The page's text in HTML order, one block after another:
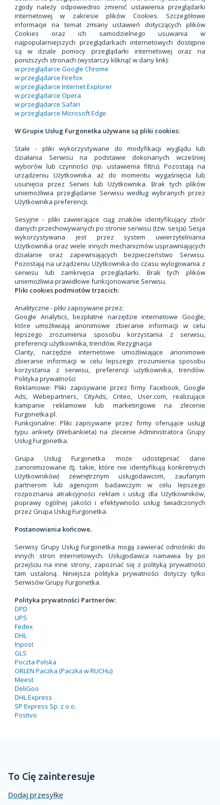
zgody należy odpowiednio zmienić ustawienia przeglądarki
internetowej w zakresie plików Cookies. Szczegółowe
informacje na temat zmiany ustawień dotyczących plików
Cookies oraz ich samodzielnego usuwania w
najpopularniejszych przeglądarkach internetowych dostępne
są w dziale pomocy przeglądarki internetowej oraz na
poniższych stronach (wystarczy kliknąć w dany link):
w przeglądarce Google Chrome
w przeglądarce Firefox
w przeglądarce Internet Explorer
w przeglądarce Opera
w przeglądarce Safari
w przeglądarce Microsoft Edge
W Grupie Usług Furgonetka używane są pliki cookies:
Stałe - pliki wykorzystywane do modyfikacji wyglądu lub
działania Serwisu na podstawie dokonanych wcześniej
wyborów lub czynności (np. ustawienia filtru). Pozostają na
urządzeniu Użytkownika aż do momentu wygaśnięcia lub
usunięcia przez Serwis lub Użytkownika. Brak tych plików
uniemożliwia przeglądanie Serwisu według wybranych przez
Użytkownika preferencji.
Sesyjne - pliki zawierające ciąg znaków identyfikujący zbiór
danych przechowywanych po stronie serwisu (tzw. sesja). Sesja
wykorzystywana jest przez system uwierzytelniania
Użytkownika oraz wiele innych mechanizmów usprawniających
działanie oraz zapewniających bezpieczeństwo Serwisu.
Pozostają na urządzeniu Użytkownika do czasu wylogowania z
serwisu lub zamknięcia przeglądarki. Brak tych plików
uniemożliwia prawidłowe funkcjonowanie Serwisu.
Pliki cookies podmiotów trzecich:
Analityczne - pliki zapisywane przez:
Google Analytics, bezpłatne narzędzie internetowe Google,
które umożliwiają anonimowe zbieranie informacji w celu
lepszego zrozumienia sposobu korzystania z serwisu,
preferencji użytkownika, trendów. Rezygnacja
Clarity, narzędzie internetowe umożliwiające anonimowe
zbieranie informacji w celu lepszego zrozumienia sposobu
korzystania z serwisu, preferencji użytkownika, trendów.
Polityka prywatności
Reklamowe: Pliki zapisywane przez firmy Facebook, Google
Ads, Webepartners, CityAds, Criteo, User.com, realizujące
kampanie reklamowe lub marketingowe na zlecenie
Furgonetka.pl.
Funkcjonalne: Pliki zapisywane przez firmy oferujące usługi
typu ankiety (Webankieta) na zlecenie Administratora Grupy
Usług Furgonetka.
Grupa Usług Furgonetka może udostępniać dane
zanonimizowane (tj. takie, które nie identyfikują konkretnych
Użytkowników) zewnętrznym usługodawcom, zaufanym
partnerom lub agencjom badawczym w celu lepszego
rozpoznania atrakcyjności reklam i usług dla Użytkowników,
poprawy ogólnej jakości i efektywności usług świadczonych
przez Grupa Usług Furgonetka.
Postanowienia końcowe.
Serwisy Grupy Usług Furgonetka mogą zawierać odnośniki do
innych stron internetowych. Usługodawca namawia by po
przejściu na inne strony, zapoznać się z polityką prywatności
tam ustaloną. Niniejsza polityka prywatności dotyczy tylko
Serwisów Grupy Furgonetka.
Polityka prywatności Partnerów:
DPD
UPS
Fedex
DHL
Inpost
GLS
Poczta Polska
ORLEN Paczka (Paczka w RUCHu)
Meest
DeliGoo
DHL Express
SP Express Sp. z o.o.
Postivo
To Cię zainteresuje
Dodaj przesyłkę